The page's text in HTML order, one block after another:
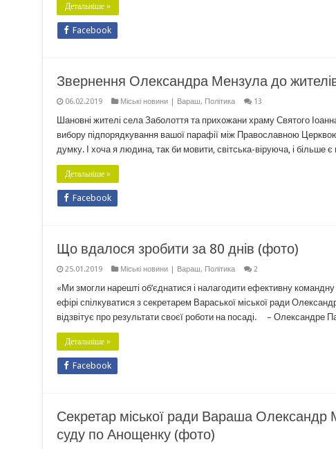
Детальніше »
Facebook
Звернення Олександра Мензула до
06.02.2019 Міські новини | Вараш, Політика 13
Шановні жителі села Заболоття та прихожани храму Святого
вибору підпорядкування вашої парафії між Православною
думку. І хоча я людина, так би мовити, світська-віруюча, і більше
Детальніше »
Facebook
Що вдалося зробити за 80 днів (фото)
25.01.2019 Міські новини | Вараш, Політика 2
«Ми змогли нарешті об’єднатися і налагодити ефективну
ефірі спілкуватися з секретарем Вараської міської ради
відзвітує про результати своєї роботи на посаді. – Олександре
Детальніше »
Facebook
Секретар міської ради Вараша Олександр
суду по Анощенку (фото)